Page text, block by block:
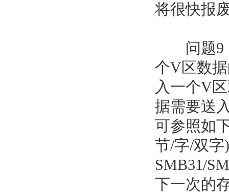
将很快报
问题9：
个V区数
入一个V
据需要送
可参照如
节/字/双
SMB31/
下一次的